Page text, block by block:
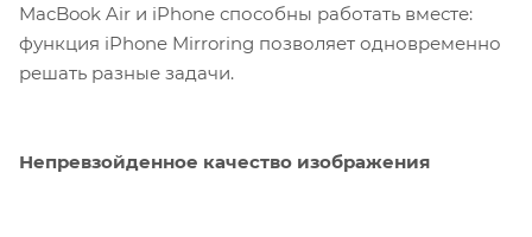
MacBook Air и iPhone способны работать вместе:
функция iPhone Mirroring позволяет одновременно
решать разные задачи.
Непревзойденное качество изображения